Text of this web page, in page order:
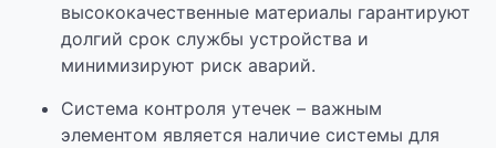
высококачественные материалы гарантируют
долгий срок службы устройства и
минимизируют риск аварий.
Система контроля утечек – важным
элементом является наличие системы для